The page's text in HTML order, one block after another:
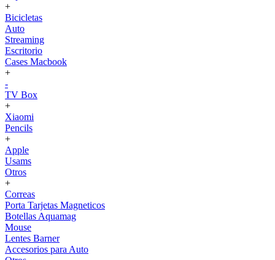
+
Bicicletas
Auto
Streaming
Escritorio
Cases Macbook
+
-
TV Box
+
Xiaomi
Pencils
+
Apple
Usams
Otros
+
Correas
Porta Tarjetas Magneticos
Botellas Aquamag
Mouse
Lentes Barner
Accesorios para Auto